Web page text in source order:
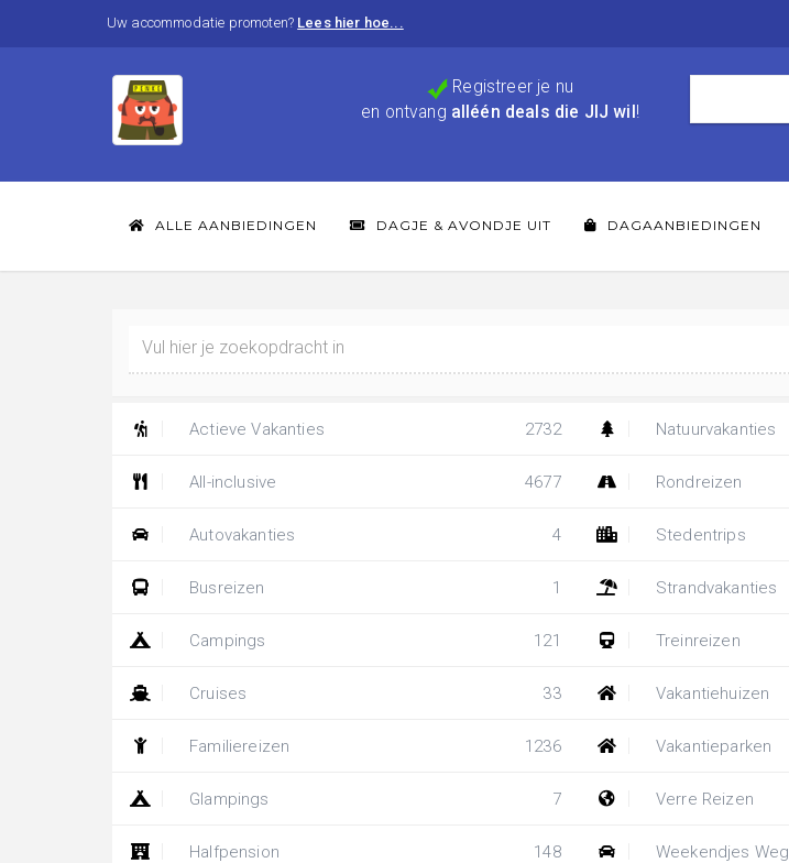
Uw accommodatie promoten? Lees hier hoe...
Registreer je nu
en ontvang alléén deals die JIJ wil !
ALLE AANBIEDINGEN DAGJE & AVONDJE UIT DAGAANBIEDINGEN
Actieve Vakanties 2732
All-inclusive 4677
Autovakanties 4
Busreizen 1
Campings 121
Cruises 33
Familiereizen 1236
Glampings 7
Halfpension 148
Natuurvakanties
Rondreizen
Stedentrips
Strandvakanties
Treinreizen
Vakantiehuizen
Vakantieparken
Verre Reizen
Weekendjes Weg